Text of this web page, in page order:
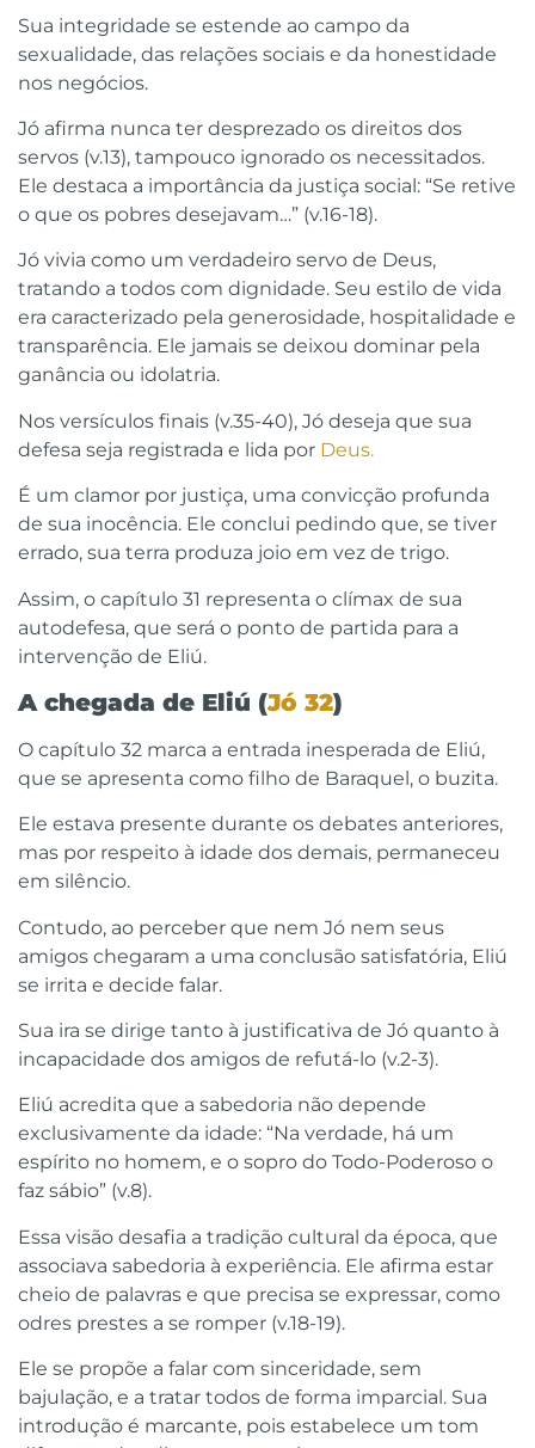
Sua integridade se estende ao campo da
sexualidade, das relações sociais e da honestidade
nos negócios.
Jó afirma nunca ter desprezado os direitos dos
servos (v.13), tampouco ignorado os necessitados.
Ele destaca a importância da justiça social: “Se retive
o que os pobres desejavam…” (v.16-18).
Jó vivia como um verdadeiro servo de Deus,
tratando a todos com dignidade. Seu estilo de vida
era caracterizado pela generosidade, hospitalidade e
transparência. Ele jamais se deixou dominar pela
ganância ou idolatria.
Nos versículos finais (v.35-40), Jó deseja que sua
defesa seja registrada e lida por Deus.
É um clamor por justiça, uma convicção profunda
de sua inocência. Ele conclui pedindo que, se tiver
errado, sua terra produza joio em vez de trigo.
Assim, o capítulo 31 representa o clímax de sua
autodefesa, que será o ponto de partida para a
intervenção de Eliú.
A chegada de Eliú (Jó 32)
O capítulo 32 marca a entrada inesperada de Eliú,
que se apresenta como filho de Baraquel, o buzita.
Ele estava presente durante os debates anteriores,
mas por respeito à idade dos demais, permaneceu
em silêncio.
Contudo, ao perceber que nem Jó nem seus
amigos chegaram a uma conclusão satisfatória, Eliú
se irrita e decide falar.
Sua ira se dirige tanto à justificativa de Jó quanto à
incapacidade dos amigos de refutá-lo (v.2-3).
Eliú acredita que a sabedoria não depende
exclusivamente da idade: “Na verdade, há um
espírito no homem, e o sopro do Todo-Poderoso o
faz sábio” (v.8).
Essa visão desafia a tradição cultural da época, que
associava sabedoria à experiência. Ele afirma estar
cheio de palavras e que precisa se expressar, como
odres prestes a se romper (v.18-19).
Ele se propõe a falar com sinceridade, sem
bajulação, e a tratar todos de forma imparcial. Sua
introdução é marcante, pois estabelece um tom